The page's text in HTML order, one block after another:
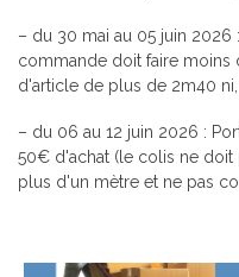
– du 30 mai au 05 juin 2026
commande doit faire
d'article de plus de 2m40
– du 06 au 12 juin 2026 :
50€ d'achat (le colis ne doit
plus d'un mètre et ne pas